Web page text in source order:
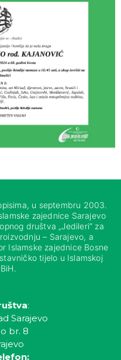
u septembru 2003.
zajednice Sarajevo
društva „Jedileri“ za
– Sarajevo, a
Islamske zajednice Bosne
tijelo u Islamskoj
:
Sarajevo
br. 8